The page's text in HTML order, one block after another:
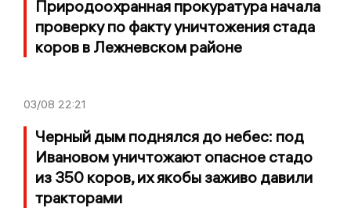
Природоохранная прокуратура начала
проверку по факту уничтожения стада
коров в Лежневском районе
03/08 22:21
Черный дым поднялся до небес: под
Ивановом уничтожают опасное стадо
из 350 коров, их якобы заживо давили
тракторами